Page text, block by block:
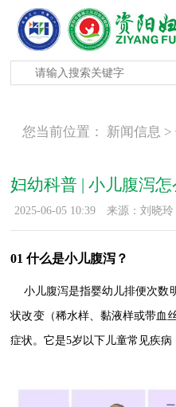
您当前位置： 新闻信息 >
妇幼科普 | 小儿腹泻怎
2025-06-05 10:39 来源：刘晓玲
01 什么是小儿腹泻？
小儿腹泻是指婴幼儿排便次数
状改变（稀水样、黏液样或带血
症状。它是5岁以下儿童常见疾病